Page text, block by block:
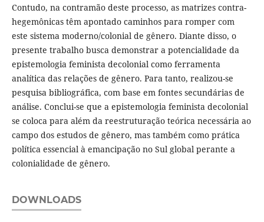
Contudo, na contramão deste processo, as matrizes contra-
hegemônicas têm apontado caminhos para romper com
este sistema moderno/colonial de gênero. Diante disso, o
presente trabalho busca demonstrar a potencialidade da
epistemologia feminista decolonial como ferramenta
analítica das relações de gênero. Para tanto, realizou-se
pesquisa bibliográfica, com base em fontes secundárias de
análise. Conclui-se que a epistemologia feminista decolonial
se coloca para além da reestruturação teórica necessária ao
campo dos estudos de gênero, mas também como prática
política essencial à emancipação no Sul global perante a
colonialidade de gênero.
DOWNLOADS